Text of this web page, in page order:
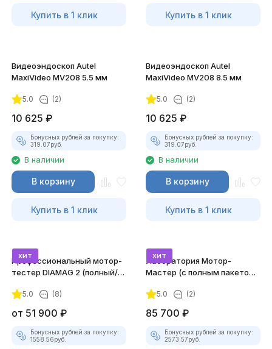
Купить в 1 клик Купить в 1 клик
Видеоэндоскоп Autel
MaxiVideo MV208 5.5 мм
5.0 (2)
10 625 ₽
Бонусных рублей за покупку:
319.07руб.
В наличии
В корзину
Купить в 1 клик
Видеоэндоскоп Autel
MaxiVideo MV208 8.5 мм
5.0 (2)
10 625 ₽
Бонусных рублей за покупку:
319.07руб.
В наличии
В корзину
Купить в 1 клик
хит
Профессиональный мотор-
тестер DIAMAG 2 (полный/
5.0 (8)
от 51 900 ₽
Бонусных рублей за покупку:
1558.56руб.
хит
Лаборатория Мотор-
Мастер (с полным пакетом
5.0 (2)
85 700 ₽
Бонусных рублей за покупку:
2573.57руб.